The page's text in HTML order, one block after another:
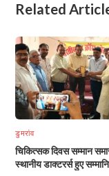
Related
डुमरांव
चिकित्सक दिवस सम्मान
स्थानीय डाक्टरर्स हुए